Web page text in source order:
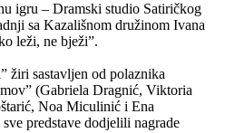
igru – Dramski studio Satiričkog
sa Kazališnom družinom Ivana
leži, ne bježi”.
žiri sastavljen od polaznika
(Gabriela Dragnić, Viktoria
Noa Miculinić i Ena
predstave dodjelili nagrade